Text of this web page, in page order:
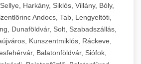
Harkány, Siklós, Villány, Bóly,
Andocs, Tab, Lengyeltóti,
Dunaföldvár, Solt, Szabadszállás,
Kunszentmiklós, Ráckeve,
Balatonföldvár, Siófok,